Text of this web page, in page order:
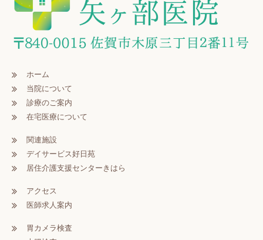
ホーム
当院について
診療のご案内
在宅医療について
関連施設
デイサービス好日苑
居住介護支援センターきはら
アクセス
医師求人案内
胃カメラ検査